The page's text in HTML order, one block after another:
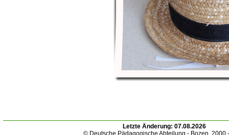
Letzte Änderung: 07.08.2026
© Deutsche Pädagogische Abteilung - Bozen. 2000